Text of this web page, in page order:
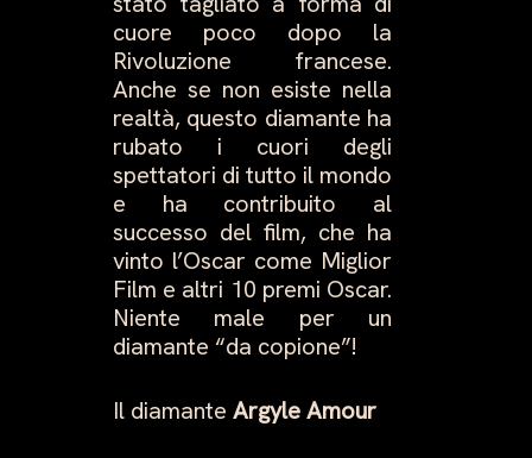
cuore poco dopo la
Rivoluzione francese.
Anche se non esiste nella
realtà, questo diamante ha
rubato i cuori degli
spettatori di tutto il mondo
e ha contribuito al
successo del film, che ha
vinto l’Oscar come Miglior
Film e altri 10 premi Oscar.
Niente male per un
diamante “da copione”!
Il diamante Argyle Amour